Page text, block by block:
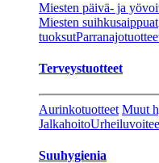
Miesten päivä- ja
Miesten suihkusaippuat
tuoksut
Terveystuotteet
Aurinkotuotteet Muut
Jalkahoito
Suuhygienia